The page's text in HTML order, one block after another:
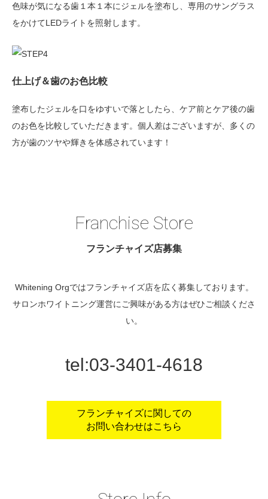
色味が気になる歯１本１本にジェルを塗布し、専用のサングラス
をかけてLEDライトを照射します。
仕上げ＆歯のお色比較
塗布したジェルを口をゆすいで落としたら、ケア前とケア後の歯
のお色を比較していただきます。個人差はございますが、多くの
方が歯のツヤや輝きを体感されています！
Franchise Store
フランチャイズ店募集
Whitening Orgではフランチャイズ店を広く募集しております。
サロンホワイトニング運営にご興味がある方はぜひご相談くださ
い。
tel:03-3401-4618
フランチャイズに関しての
お問い合わせはこちら